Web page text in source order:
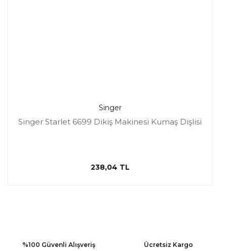
Singer
Singer Starlet 6699 Dikiş Makinesi Kumaş Dişlisi
238,04 TL
%100 Güvenli Alışveriş Ücretsiz Kargo